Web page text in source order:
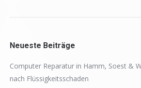
Neueste Beiträge
Computer Reparatur in Hamm, Soest &
nach Flüssigkeitsschaden